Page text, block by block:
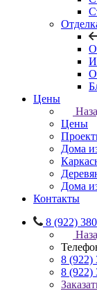
Цены
Цены
Дома
Дома
Контакты
8 (922)
8 (922)
8 (922)